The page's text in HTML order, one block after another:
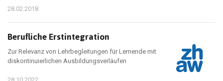
28.02.2018
Berufliche Erstintegration
Zur Relevanz von Lehrbegleitungen für Lernende mit
diskontinuierlichen Ausbildungsverläufen